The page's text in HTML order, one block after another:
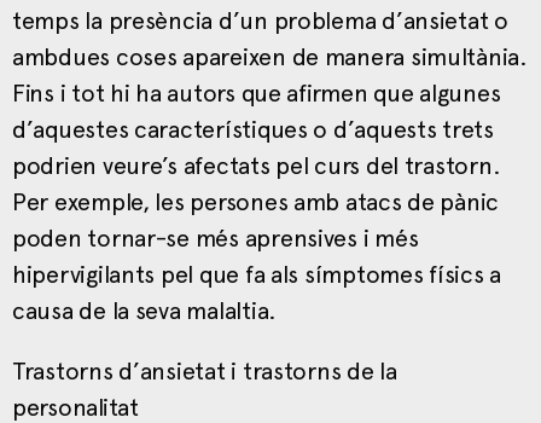
temps la presència d’un problema d’ansietat o
ambdues coses apareixen de manera simultània.
Fins i tot hi ha autors que afirmen que algunes
d’aquestes característiques o d’aquests trets
podrien veure’s afectats pel curs del trastorn.
Per exemple, les persones amb atacs de pànic
poden tornar-se més aprensives i més
hipervigilants pel que fa als símptomes físics a
causa de la seva malaltia.
Trastorns d’ansietat i trastorns de la
personalitat